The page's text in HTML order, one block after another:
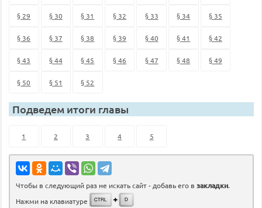
§ 29 § 30 § 31 § 32 § 33 § 34 § 35
§ 36 § 37 § 38 § 39 § 40 § 41 § 42
§ 43 § 44 § 45 § 46 § 47 § 48 § 49
§ 50 § 51 § 52
Подведем итоги главы
1 2 3 4 5
Чтобы в следующий раз не искать сайт - добавь его в закладки.
Нажми на клавиатуре